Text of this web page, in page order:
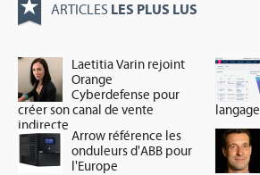
ARTICLES LES PLUS LUS
Laetitia Varin rejoint
Orange
Cyberdefense pour
créer son canal de vente
indirecte
Arrow référence les
onduleurs d'ABB pour
l'Europe